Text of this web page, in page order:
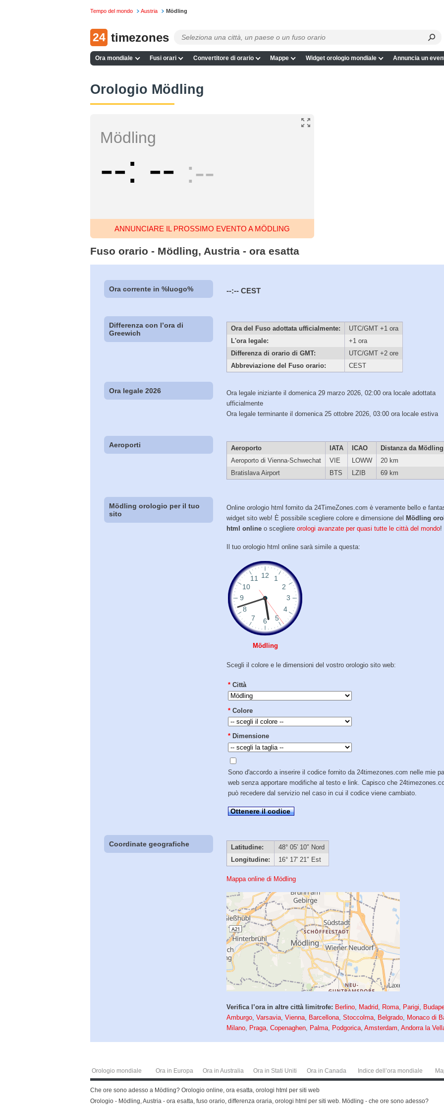
Tempo del mondo Austria Mödling
24 timezones
Ora mondiale Fusi orari Convertitore di orario Mappe Widget orologio mondiale Annuncia un
Orologio Mödling
Mödling
-- -- --
ANNUNCIARE IL PROSSIMO EVENTO A MÖDLING
Fuso orario - Mödling, Austria - ora esatta
Ora corrente in %luogo% --:-- CEST
Differenza con l’ora di
Greewich
Ora del Fuso adottata ufficialmente:
UTC/GMT +1 ora
L'ora legale:
+1 ora
Differenza di orario di GMT:
UTC/GMT +2 ore
Abbreviazione del Fuso orario:
CEST
Ora legale 2026
Ora legale iniziante il domenica 29 marzo 2026, 02:00 ora locale adottata
ufficialmente
Ora legale terminante il domenica 25 ottobre 2026, 03:00 ora locale estiva
Aeroporti Aeroporto IATA ICAO
Distanza da Mödling
Aeroporto di Vienna-Schwechat
VIE LOWW
20 km
Bratislava Airport
BTS LZIB 69 km
Mödling orologio per il tuo
sito
Online orologio html fornito da 24TimeZones.com è veramente bello e
widget sito web! È possibile scegliere colore e dimensione del Mödling
html online o scegliereorologi avanzate per quasi tutte le città del mondo!
Il tuo orologio html online sarà simile a questa:
Mödling
Scegli il colore e le dimensioni del vostro orologio sito web:
* Città
* Colore
* Dimensione
Sono d'accordo a inserire il codice fornito da 24timezones.com nelle mie
web senza apportare modifiche al testo e link. Capisco che
può recedere dal servizio nel caso in cui il codice viene cambiato.
Ottenere il codice
Coordinate geografiche Latitudine:
48° 05′ 10″ Nord
Longitudine:
16° 17′ 21″ Est
Mappa online di Mödling
Verifica l’ora in altre città limitrofe: Berlino, Madrid, Roma, Parigi,
Amburgo,Varsavia,Vienna, Barcellona,Stoccolma, Belgrado, Monaco di
Milano, Praga,Copenaghen, Palma, Podgorica,Amsterdam,Andorra la
Orologio mondiale Ora in Europa Ora in Australia Ora in Stati Uniti Ora in Canada Indice dell’ora mondiale
Che ore sono adesso a Mödling? Orologio online, ora esatta, orologi html per siti web
Orologio - Mödling, Austria - ora esatta, fuso orario, differenza oraria, orologi html per siti web. Mödling - che ore sono adesso?